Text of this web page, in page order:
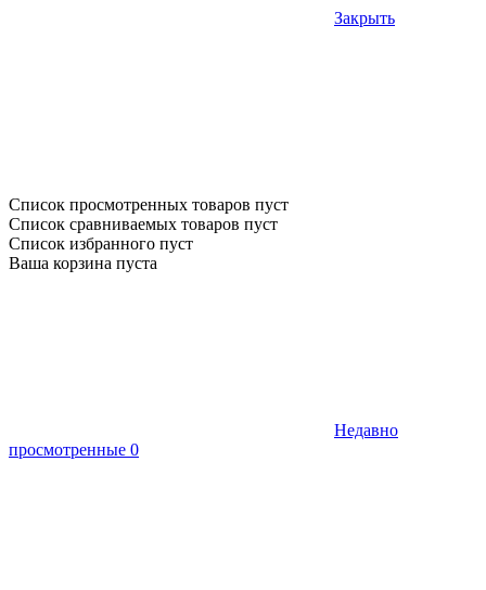
Закрыть
Список просмотренных товаров пуст
Список сравниваемых товаров пуст
Список избранного пуст
Ваша корзина пуста
Недавно
просмотренные 0